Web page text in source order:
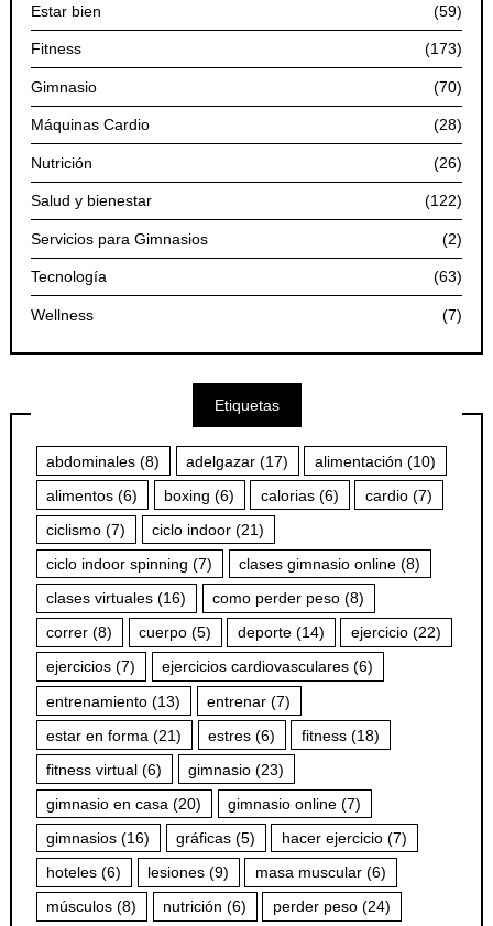
Estar bien (59)
Fitness (173)
Gimnasio (70)
Máquinas Cardio (28)
Nutrición (26)
Salud y bienestar (122)
Servicios para Gimnasios (2)
Tecnología (63)
Wellness (7)
Etiquetas
abdominales (8) adelgazar (17) alimentación (10)
alimentos (6) boxing (6) calorias (6) cardio (7)
ciclismo (7) ciclo indoor (21)
ciclo indoor spinning (7) clases gimnasio online (8)
clases virtuales (16) como perder peso (8)
correr (8) cuerpo (5) deporte (14) ejercicio (22)
ejercicios (7) ejercicios cardiovasculares (6)
entrenamiento (13) entrenar (7)
estar en forma (21) estres (6) fitness (18)
fitness virtual (6) gimnasio (23)
gimnasio en casa (20) gimnasio online (7)
gimnasios (16) gráficas (5) hacer ejercicio (7)
hoteles (6) lesiones (9) masa muscular (6)
músculos (8) nutrición (6) perder peso (24)